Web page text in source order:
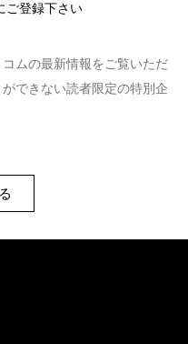
ご登録下さい
ムの最新情報をご覧いただ
できない読者限定の特別企